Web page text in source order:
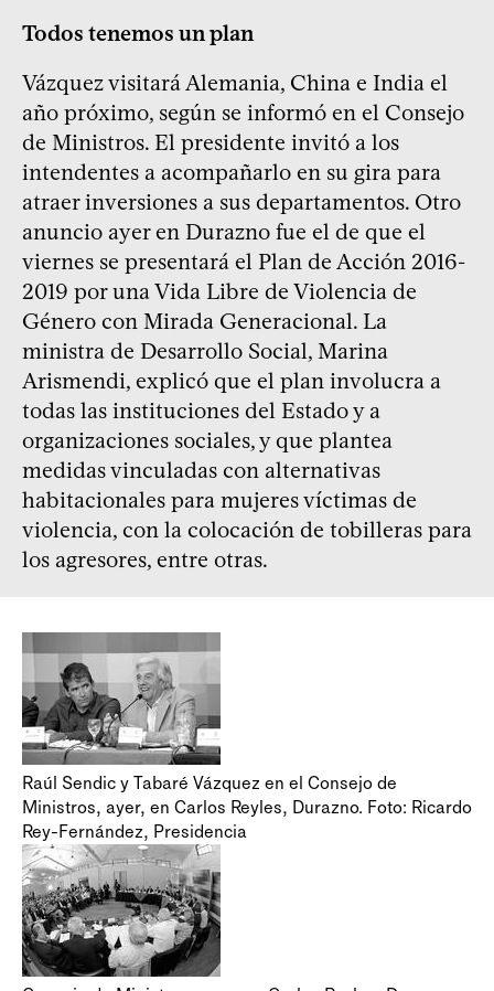
Todos tenemos un plan
Vázquez visitará Alemania, China e India el
año próximo, según se informó en el Consejo
de Ministros. El presidente invitó a los
intendentes a acompañarlo en su gira para
atraer inversiones a sus departamentos. Otro
anuncio ayer en Durazno fue el de que el
viernes se presentará el Plan de Acción 2016-
2019 por una Vida Libre de Violencia de
Género con Mirada Generacional. La
ministra de Desarrollo Social, Marina
Arismendi, explicó que el plan involucra a
todas las instituciones del Estado y a
organizaciones sociales, y que plantea
medidas vinculadas con alternativas
habitacionales para mujeres víctimas de
violencia, con la colocación de tobilleras para
los agresores, entre otras.
Raúl Sendic y Tabaré Vázquez en el Consejo de
Ministros, ayer, en Carlos Reyles, Durazno. Foto: Ricardo
Rey-Fernández, Presidencia